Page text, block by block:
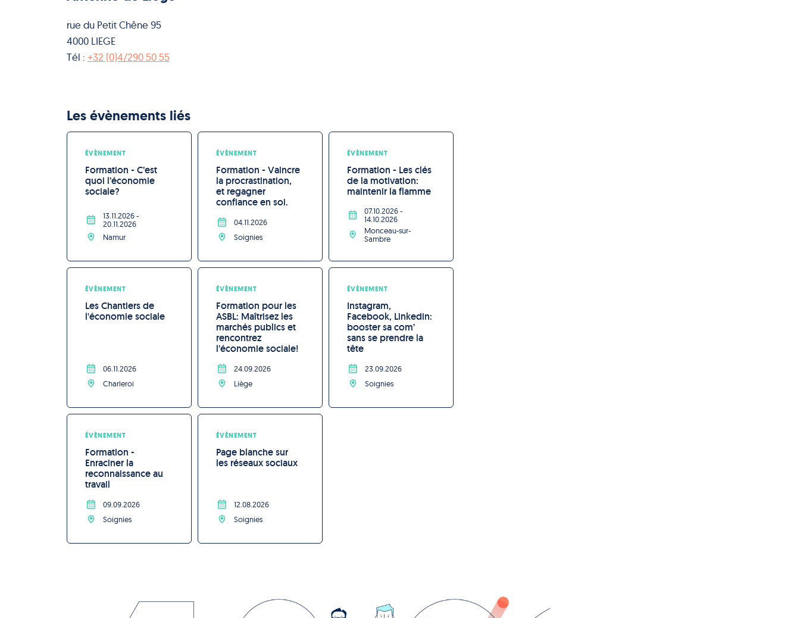
rue du Petit Chêne 95
4000 LIEGE
Tél : +32 (0)4/290 50 55
Les évènements liés
ÉVÈNEMENT
Formation - C’est
quoi l’économie
sociale?
13.11.2026-
20.11.2026
Namur
ÉVÈNEMENT
Formation - Vaincre
la procrastination,
et regagner
confiance en soi.
04.11.2026
Soignies
ÉVÈNEMENT
Formation - Les clés
de la motivation:
maintenir la flamme
07.10.2026-
14.10.2026
Monceau-sur-
Sambre
ÉVÈNEMENT
Les Chantiers de
l'économie sociale
06.11.2026
Charleroi
ÉVÈNEMENT
Formation pour les
ASBL: Maîtrisez les
marchés publics et
rencontrez
l’économie sociale!
24.09.2026
Liège
ÉVÈNEMENT
Instagram,
Facebook, Linkedin:
booster sa com’
sans se prendre la
tête
23.09.2026
Soignies
ÉVÈNEMENT
Formation -
Enraciner la
reconnaissance au
travail
09.09.2026
Soignies
ÉVÈNEMENT
Page blanche sur
les réseaux sociaux
12.08.2026
Soignies